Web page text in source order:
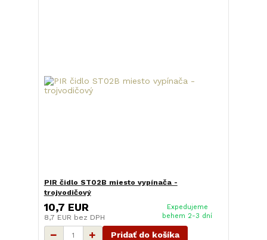
PIR čidlo ST02B miesto vypínača -
trojvodičový
10,7 EUR
8,7 EUR bez DPH
Expedujeme
behem 2-3 dní
Pridať do košíka